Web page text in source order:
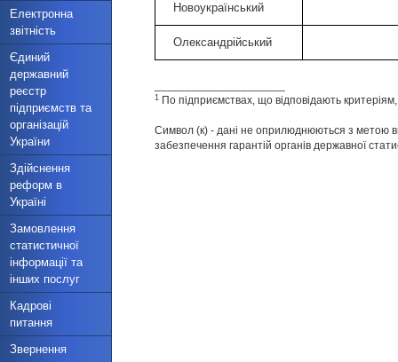
Електронна
звітність
Єдиний
державний
реєстр
підприємств та
організацій
України
Здійснення
реформ в
Україні
Замовлення
статистичної
інформації та
інших послуг
Кадрові
питання
Звернення
Новоукраїнський
Олександрійський
1По підприємствах, що відповідають
Символ (к) - дані не оприлюднюються з метою
забезпечення гарантій органів державної